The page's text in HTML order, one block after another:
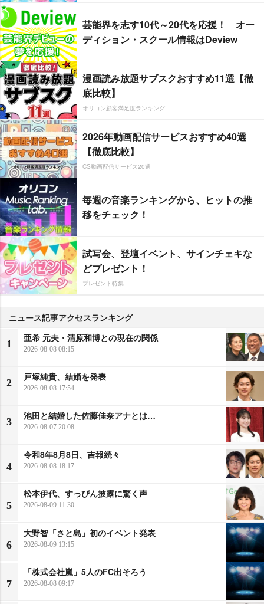
芸能界を志す10代～20代を応援！ オー
ディション・スクール情報はDeview
漫画読み放題サブスクおすすめ11選【徹
底比較】
オリコン顧客満足度ランキング
2026年動画配信サービスおすすめ40選
【徹底比較】
CS動画配信サービス20選
毎週の音楽ランキングから、ヒットの推
移をチェック！
試写会、登壇イベント、サインチェキな
どプレゼント！
プレゼント特集
ニュース記事アクセスランキング
1
亜希 元夫・清原和博との現在の関係
2026-08-08 08:15
2
戸塚純貴、結婚を発表
2026-08-08 17:54
3
池田と結婚した佐藤佳奈アナとは…
2026-08-07 20:08
4
令和8年8月8日、吉報続々
2026-08-08 18:17
5
松本伊代、すっぴん披露に驚く声
2026-08-09 11:30
6
大野智「さと島」初のイベント発表
2026-08-09 13:15
7
「株式会社嵐」5人のFC出そろう
2026-08-08 09:17